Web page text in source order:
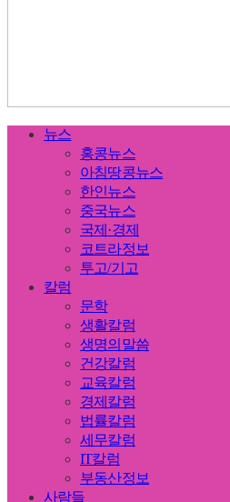
뉴스
홍콩뉴스
아침땅콩뉴스
한인뉴스
중국뉴스
국제·경제
코트라정보
투고/기고
칼럼
문학
생활칼럼
생명의말씀
건강칼럼
교육칼럼
경제칼럼
법률칼럼
세무칼럼
IT칼럼
부동산정보
사람들